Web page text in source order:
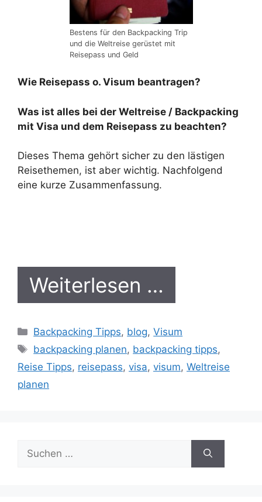
Bestens für den Backpacking Trip
und die Weltreise gerüstet mit
Reisepass und Geld
Wie Reisepass o. Visum beantragen?
Was ist alles bei der Weltreise / Backpacking
mit Visa und dem Reisepass zu beachten?
Dieses Thema gehört sicher zu den lästigen
Reisethemen, ist aber wichtig. Nachfolgend
eine kurze Zusammenfassung.
Weiterlesen …
Kategorien
Backpacking Tipps, blog,Visum
Schlagwörter
backpacking planen, backpacking tipps,
Reise Tipps, reisepass, visa, visum, Weltreise
planen
nach: